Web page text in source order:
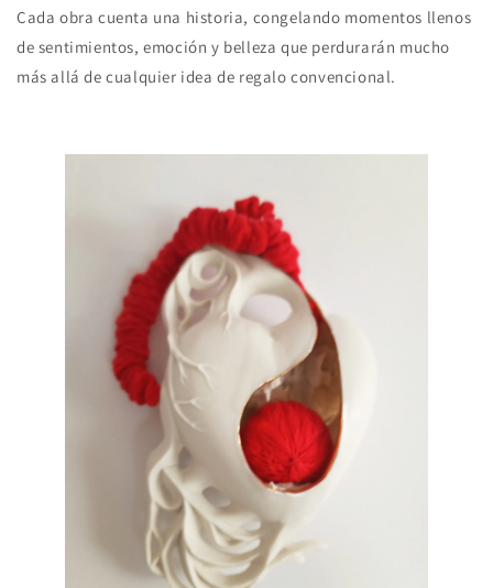
Cada obra cuenta una historia, congelando momentos llenos
de sentimientos, emoción y belleza que perdurarán mucho
más allá de cualquier idea de regalo convencional.